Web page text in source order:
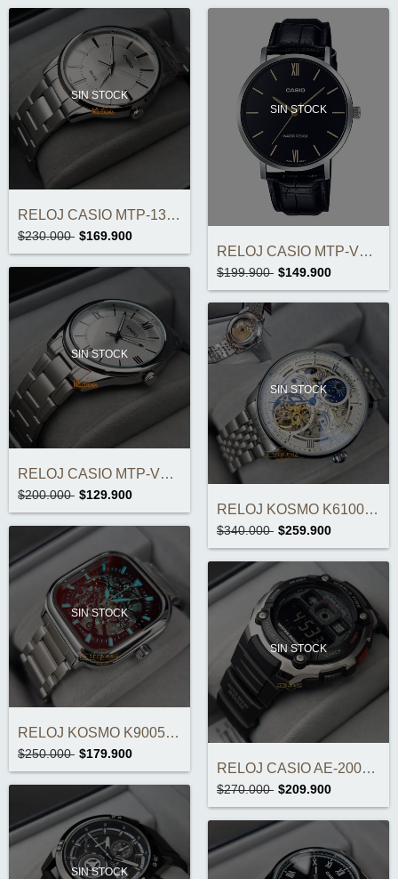
SIN STOCK
RELOJ CASIO MTP-1303D-7AVDF ORIGINAL
$230.000 $169.900
SIN STOCK
RELOJ CASIO MTP-VT01L-1B ORIGINAL
$199.900 $149.900
SIN STOCK
RELOJ CASIO MTP-V005D-7B5UDF ORIGINAL
$200.000 $129.900
SIN STOCK
RELOJ KOSMO K6100 AUTOMÁTICO ORIGINAL
$340.000 $259.900
SIN STOCK
RELOJ KOSMO K9005E AUTOMÁTICO ORIGINAL
$250.000 $179.900
SIN STOCK
RELOJ CASIO AE-2000W-1BVDF ORIGINAL
$270.000 $209.900
SIN STOCK